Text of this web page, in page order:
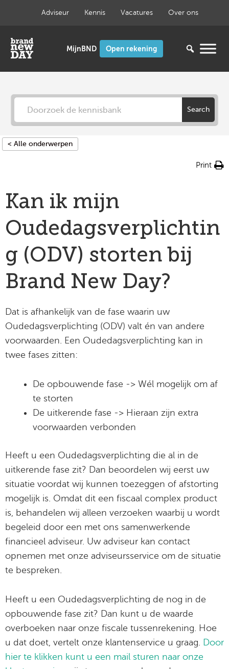
inhoud
Adviseur Kennis Vacatures Over ons
Open rekening
Search
< Alle onderwerpen
Print
Kan ik mijn
Oudedagsverplichtin
g (ODV) storten bij
Brand New Day?
Dat is afhankelijk van de fase waarin uw
Oudedagsverplichting (ODV) valt én van andere
voorwaarden. Een Oudedagsverplichting kan in
twee fases zitten:
De opbouwende fase -> Wél mogelijk om af
te storten
De uitkerende fase -> Hieraan zijn extra
voorwaarden verbonden
Heeft u een Oudedagsverplichting die al in de
uitkerende fase zit? Dan beoordelen wij eerst uw
situatie voordat wij kunnen toezeggen of afstorting
mogelijk is. Omdat dit een fiscaal complex product
is, behandelen wij alleen verzoeken waarbij u wordt
begeleid door een met ons samenwerkende
financieel adviseur. Uw adviseur kan contact
opnemen met onze adviseursservice om de situatie
te bespreken.
Heeft u een Oudedagsverplichting de nog in de
opbouwende fase zit? Dan kunt u de waarde
overboeken naar onze fiscale tussenrekening. Hoe
u dat doet, vertelt onze klantenservice u graag. Door
hier te klikken kunt u een mail sturen naar onze